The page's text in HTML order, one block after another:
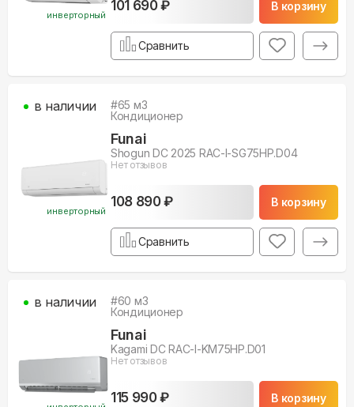
инверторный
101 690 ₽ В корзину
Сравнить
инверторный
#65 м3
Кондиционер
Funai
Shogun DC 2025 RAC-I-SG75HP.D04
Нет отзывов
108 890 ₽ В корзину
в наличии
Сравнить
#60 м3
Кондиционер
Funai
Kagami DC RAC-I-KM75HP.D01
Нет отзывов
115 990 ₽ В корзину
в наличии